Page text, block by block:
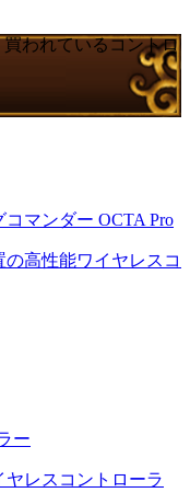
われているコントロ
マンダー OCTA Pro
高性能ワイヤレスコ
ー
レスコントローラ